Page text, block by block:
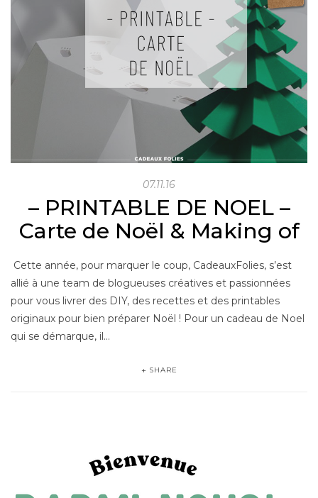
07.11.16
– PRINTABLE DE NOEL –
Carte de Noël & Making of
Cette année, pour marquer le coup, CadeauxFolies, s’est
allié à une team de blogueuses créatives et passionnées
pour vous livrer des DIY, des recettes et des printables
originaux pour bien préparer Noël ! Pour un cadeau de Noel
qui se démarque, il…
SHARE